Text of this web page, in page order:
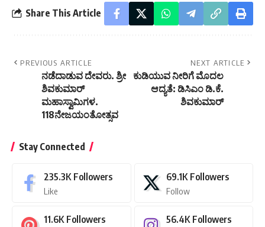
Share This Article
PREVIOUS ARTICLE
ನಡೆದಾಡುವ ದೇವರು. ಶ್ರೀ
ಶಿವಕುಮಾರ್
ಮಹಾಸ್ವಾಮಿಗಳ.
118ನೇಜಯಂತೋತ್ಸವ
NEXT ARTICLE
ಕುಡಿಯುವ ನೀರಿಗೆ ಮೊದಲ
ಆದ್ಯತೆ: ಡಿಸಿಎಂ ಡಿ.ಕೆ.
ಶಿವಕುಮಾರ್
Stay Connected
235.3K Followers
Like
69.1K Followers
Follow
11.6K Followers 56.4K Followers